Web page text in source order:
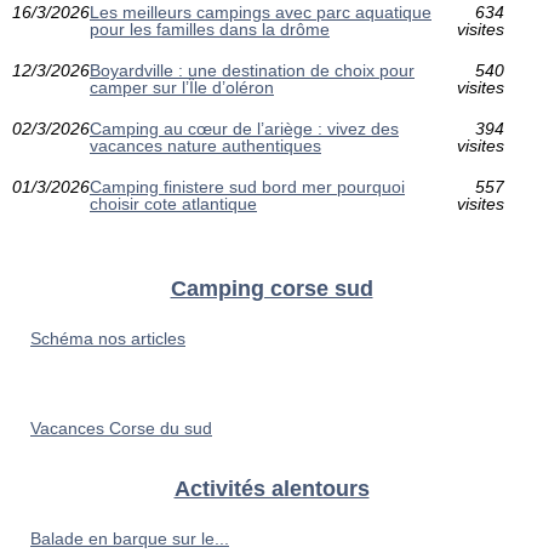
16/3/2026Les meilleurs campings avec parc aquatique
pour les familles dans la drôme
634
visites
12/3/2026Boyardville : une destination de choix pour
camper sur l’Île d’oléron
540
visites
02/3/2026Camping au cœur de l’ariège : vivez des
vacances nature authentiques
394
visites
01/3/2026Camping finistere sud bord mer pourquoi
choisir cote atlantique
557
visites
Camping corse sud
Schéma nos articles
Vacances Corse du sud
Activités alentours
Balade en barque sur le...